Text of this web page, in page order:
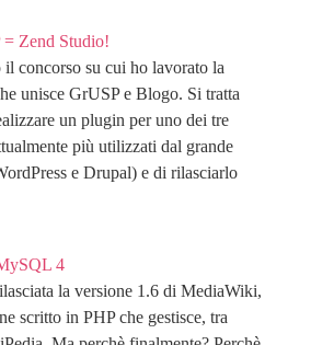
Zend Studio!
concorso su cui ho lavorato la
unisce GrUSP e Blogo. Si tratta
un plugin per uno dei tre
più utilizzati dal grande
e Drupal) e di rilasciarlo
spazio alla fantasia…
4
la versione 1.6 di MediaWiki,
scritto in PHP che gestisce, tra